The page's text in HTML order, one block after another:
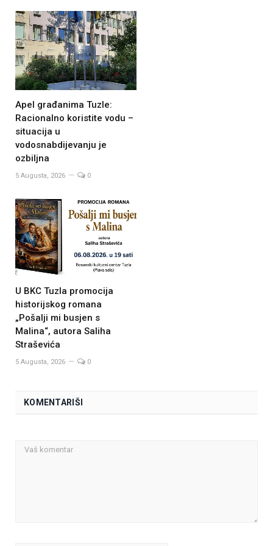
Apel građanima Tuzle:
Racionalno koristite vodu –
situacija u
vodosnabdijevanju je
ozbiljna
5 Augusta, 2026 0
U BKC Tuzla promocija
historijskog romana
„Pošalji mi busjen s
Malina“, autora Saliha
Straševića
5 Augusta, 2026 0
KOMENTARIŠI